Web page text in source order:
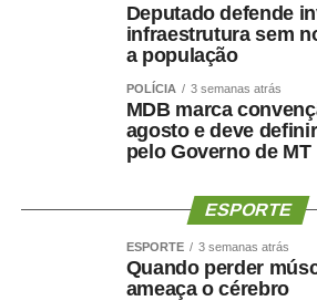
Além de identificar os desafios das
estudantes apresentaram propostas
democracia digital. Entre as
digital nas escolas, o incentivo ao
transparência dos algoritmos das
medidas para enfrentar a
Deputado defende
infraestrutura sem
a população
POLÍCIA 3 semanas atrás
MDB marca
agosto e deve
pelo Governo de MT
ESPORTE
ESPORTE 3 semanas atrás
Quando perder
ameaça o cérebro